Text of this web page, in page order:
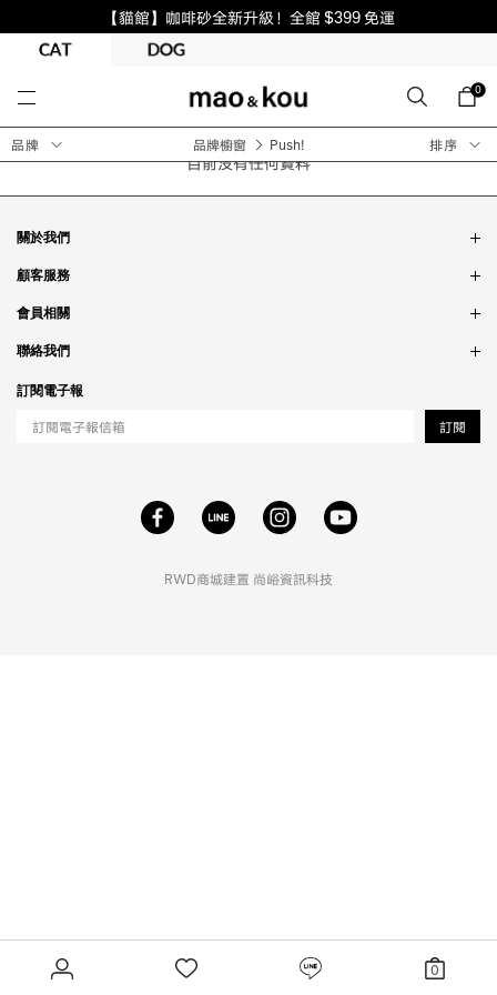
【貓館】咖啡砂全新升級！全館 $399 免運
0
0
品牌 排序
品牌櫥窗 Push!
目前沒有任何資料
RWD商城建置 尚峪資訊科技
關於我們
品牌故事
銷售據點
隱私政策
顧客服務
訂單問題
付款問題
配送問題
會員相關
會員制度
紅利制度
聯絡我們
合作相關
工作職缺
訂閱電子報
訂閱